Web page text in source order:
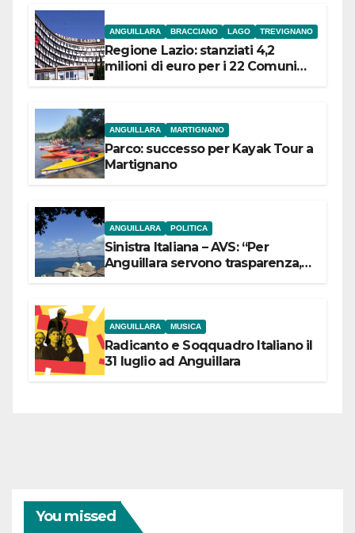
ANGUILLARA BRACCIANO LAGO TREVIGNANO
Regione Lazio: stanziati 4,2
milioni di euro per i 22 Comuni
ANGUILLARA MARTIGNANO
Parco: successo per Kayak Tour a
Martignano
ANGUILLARA POLITICA
Sinistra Italiana – AVS: “Per
Anguillara servono trasparenza,
ANGUILLARA MUSICA
Radicanto e Soqquadro Italiano il
31 luglio ad Anguillara
You missed